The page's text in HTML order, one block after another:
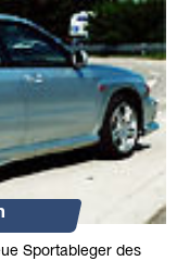
Sportableger des